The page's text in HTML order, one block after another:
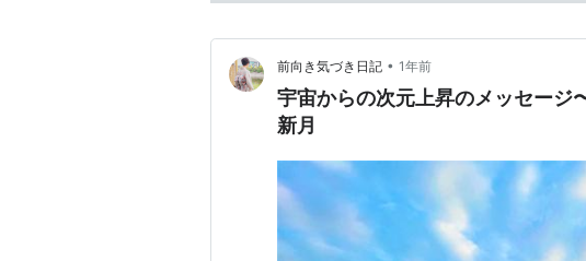
前向き気づき日記 • 1年前
宇宙からの次元上昇のメッセージ
新月